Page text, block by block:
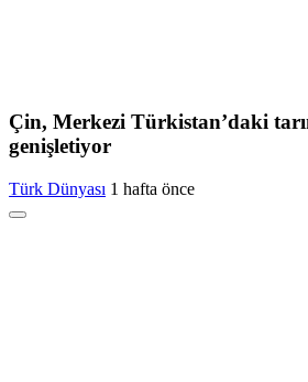
Çin, Merkezi Türkistan’daki
genişletiyor
Türk Dünyası 1 hafta önce